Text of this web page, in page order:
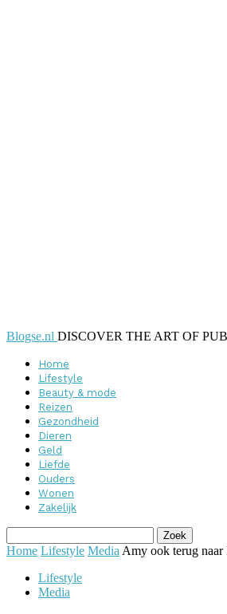
Blogse.nl DISCOVER THE ART OF
Home
Lifestyle
Beauty & mode
Reizen
Gezondheid
Dieren
Geld
Liefde
Ouders
Wonen
Zakelijk
Home Lifestyle Media Amy ook terug
Lifestyle
Media